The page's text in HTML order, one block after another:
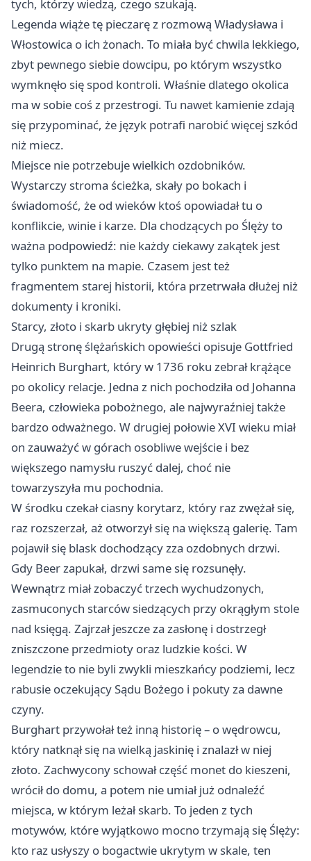
tych, którzy wiedzą, czego szukają.
Legenda wiąże tę pieczarę z rozmową Władysława i
Włostowica o ich żonach. To miała być chwila lekkiego,
zbyt pewnego siebie dowcipu, po którym wszystko
wymknęło się spod kontroli. Właśnie dlatego okolica
ma w sobie coś z przestrogi. Tu nawet kamienie zdają
się przypominać, że język potrafi narobić więcej szkód
niż miecz.
Miejsce nie potrzebuje wielkich ozdobników.
Wystarczy stroma ścieżka, skały po bokach i
świadomość, że od wieków ktoś opowiadał tu o
konflikcie, winie i karze. Dla chodzących po Ślęży to
ważna podpowiedź: nie każdy ciekawy zakątek jest
tylko punktem na mapie. Czasem jest też
fragmentem starej historii, która przetrwała dłużej niż
dokumenty i kroniki.
Starcy, złoto i skarb ukryty głębiej niż szlak
Drugą stronę ślężańskich opowieści opisuje Gottfried
Heinrich Burghart, który w 1736 roku zebrał krążące
po okolicy relacje. Jedna z nich pochodziła od Johanna
Beera, człowieka pobożnego, ale najwyraźniej także
bardzo odważnego. W drugiej połowie XVI wieku miał
on zauważyć w górach osobliwe wejście i bez
większego namysłu ruszyć dalej, choć nie
towarzyszyła mu pochodnia.
W środku czekał ciasny korytarz, który raz zwężał się,
raz rozszerzał, aż otworzył się na większą galerię. Tam
pojawił się blask dochodzący zza ozdobnych drzwi.
Gdy Beer zapukał, drzwi same się rozsunęły.
Wewnątrz miał zobaczyć trzech wychudzonych,
zasmuconych starców siedzących przy okrągłym stole
nad księgą. Zajrzał jeszcze za zasłonę i dostrzegł
zniszczone przedmioty oraz ludzkie kości. W
legendzie to nie byli zwykli mieszkańcy podziemi, lecz
rabusie oczekujący Sądu Bożego i pokuty za dawne
czyny.
Burghart przywołał też inną historię – o wędrowcu,
który natknął się na wielką jaskinię i znalazł w niej
złoto. Zachwycony schował część monet do kieszeni,
wrócił do domu, a potem nie umiał już odnaleźć
miejsca, w którym leżał skarb. To jeden z tych
motywów, które wyjątkowo mocno trzymają się Ślęży:
kto raz usłyszy o bogactwie ukrytym w skale, ten